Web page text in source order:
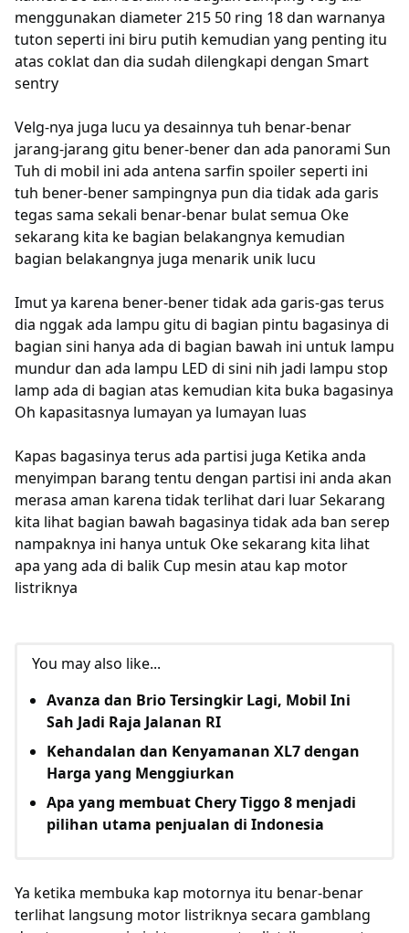
menggunakan diameter 215 50 ring 18 dan warnanya
tuton seperti ini biru putih kemudian yang penting itu
atas coklat dan dia sudah dilengkapi dengan Smart
sentry
Velg-nya juga lucu ya desainnya tuh benar-benar
jarang-jarang gitu bener-bener dan ada panorami Sun
Tuh di mobil ini ada antena sarfin spoiler seperti ini
tuh bener-bener sampingnya pun dia tidak ada garis
tegas sama sekali benar-benar bulat semua Oke
sekarang kita ke bagian belakangnya kemudian
bagian belakangnya juga menarik unik lucu
Imut ya karena bener-bener tidak ada garis-gas terus
dia nggak ada lampu gitu di bagian pintu bagasinya di
bagian sini hanya ada di bagian bawah ini untuk lampu
mundur dan ada lampu LED di sini nih jadi lampu stop
lamp ada di bagian atas kemudian kita buka bagasinya
Oh kapasitasnya lumayan ya lumayan luas
Kapas bagasinya terus ada partisi juga Ketika anda
menyimpan barang tentu dengan partisi ini anda akan
merasa aman karena tidak terlihat dari luar Sekarang
kita lihat bagian bawah bagasinya tidak ada ban serep
nampaknya ini hanya untuk Oke sekarang kita lihat
apa yang ada di balik Cup mesin atau kap motor
listriknya
You may also like...
Avanza dan Brio Tersingkir Lagi, Mobil Ini
Sah Jadi Raja Jalanan RI
Kehandalan dan Kenyamanan XL7 dengan
Harga yang Menggiurkan
Apa yang membuat Chery Tiggo 8 menjadi
pilihan utama penjualan di Indonesia
Ya ketika membuka kap motornya itu benar-benar
terlihat langsung motor listriknya secara gamblang